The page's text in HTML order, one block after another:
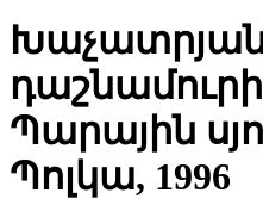
Պարային
Պոլկա, 1996